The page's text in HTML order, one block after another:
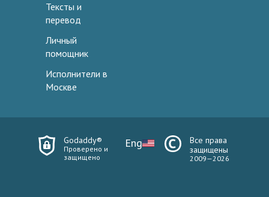
Тексты и
перевод
Личный
помощник
Исполнители в
Москве
Godaddy®
Проверено и
защищено
Eng
Все права
защищены
2009—2026